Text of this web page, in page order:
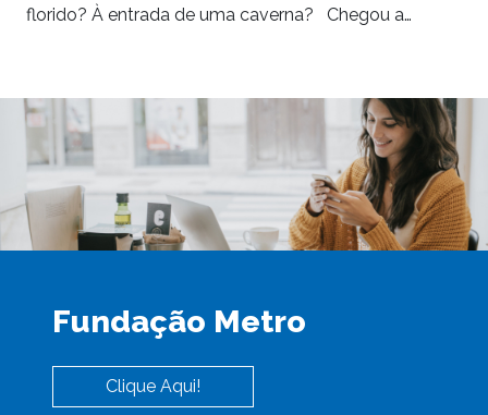
florido? À entrada de uma caverna? Chegou a…
Fundação Metro
Clique Aqui!